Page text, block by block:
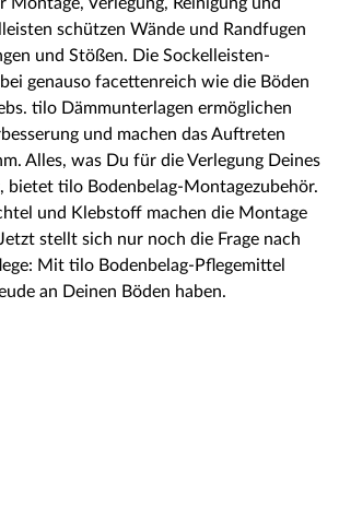
schützen Wände und Randfugen
und Stößen. Die Sockelleisten-
genauso facettenreich wie die Böden
tilo Dämmunterlagen ermöglichen
und machen das Auftreten
Alles, was Du für die Verlegung Deines
bietet tilo Bodenbelag-Montagezubehör.
und Klebstoff machen die Montage
stellt sich nur noch die Frage nach
Mit tilo Bodenbelag-Pflegemittel
an Deinen Böden haben.